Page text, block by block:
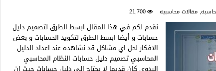
,مقالات محاسبيه 21,700
نقدم لكم في هذا المقال ابسط الطرق لتصميم دليل
حسابات و أيضا ابسط الطرق لتكويد الحسابات و بعض
الافكار لحل اي مشاكل قد نشاهده عند اعداد الدليل
المحاسبي تصميم دليل حسابات النظام المحاسبي